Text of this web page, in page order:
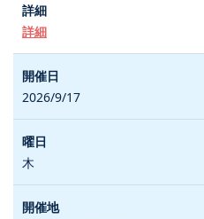
詳細
2026/9/17
木